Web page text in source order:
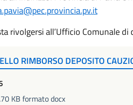
rivolgersi all’Ufficio Comunale di
RIMBORSO DEPOSITO
KB formato docx